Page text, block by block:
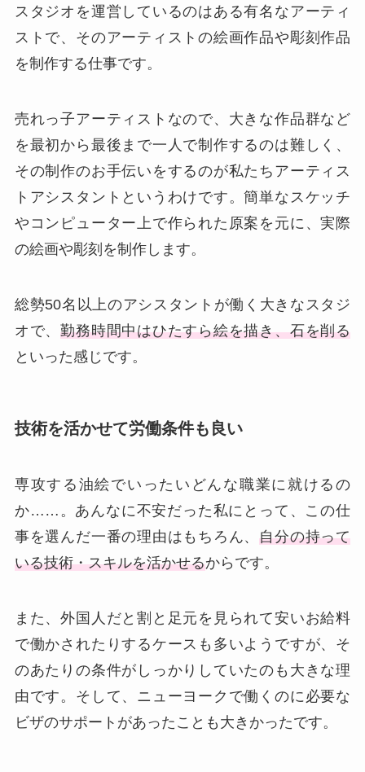
スタジオを運営しているのはある有名なアーティ
ストで、そのアーティストの絵画作品や彫刻作品
を制作する仕事です。
売れっ子アーティストなので、大きな作品群など
を最初から最後まで一人で制作するのは難しく、
その制作のお手伝いをするのが私たちアーティス
トアシスタントというわけです。簡単なスケッチ
やコンピューター上で作られた原案を元に、実際
の絵画や彫刻を制作します。
総勢50名以上のアシスタントが働く大きなスタジ
オで、勤務時間中はひたすら絵を描き、石を削る
といった感じです。
技術を活かせて労働条件も良い
専攻する油絵でいったいどんな職業に就けるの
か……。あんなに不安だった私にとって、この仕
事を選んだ一番の理由はもちろん、自分の持って
いる技術・スキルを活かせるからです。
また、外国人だと割と足元を見られて安いお給料
で働かされたりするケースも多いようですが、そ
のあたりの条件がしっかりしていたのも大きな理
由です。そして、ニューヨークで働くのに必要な
ビザのサポートがあったことも大きかったです。